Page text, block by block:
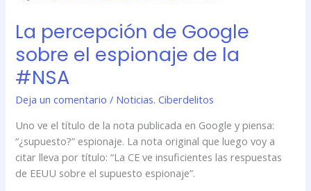
La percepción de Google
sobre el espionaje de la
#NSA
Deja un comentario / Noticias. Ciberdelitos
Uno ve el título de la nota publicada en Google y piensa:
“¿supuesto?” espionaje. La nota original que luego voy a
citar lleva por título: “La CE ve insuficientes las respuestas
de EEUU sobre el supuesto espionaje”.
la
#NSA